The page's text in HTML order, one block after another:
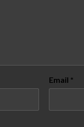
Email *